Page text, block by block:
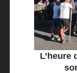
L’heure